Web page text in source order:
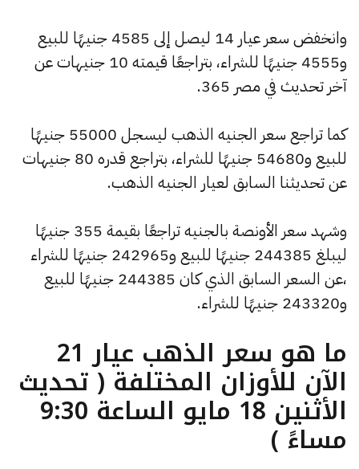
وانخفض سعر عيار 14 ليصل إلى 4585 جنيهًا للبيع
و4555 جنيهًا للشراء، بتراجعًا قيمته 10 جنيهات عن
آخر تحديث في مصر 365.
كما تراجع سعر الجنيه الذهب ليسجل 55000 جنيهًا
للبيع و54680 جنيهًا للشراء، بتراجع قدره 80 جنيهات
عن تحديثنا السابق لعيار الجنيه الذهب.
وشهد سعر الأونصة بالجنيه تراجعًا بقيمة 355 جنيهًا
ليبلغ 244385 جنيهًا للبيع و242965 جنيهًا للشراء
،عن السعر السابق الذي كان 244385 جنيهًا للبيع
و243320 جنيهًا للشراء.
ما هو سعر الذهب عيار 21
الآن للأوزان المختلفة ( تحديث
الأثنين 18 مايو الساعة 9:30
مساءً )